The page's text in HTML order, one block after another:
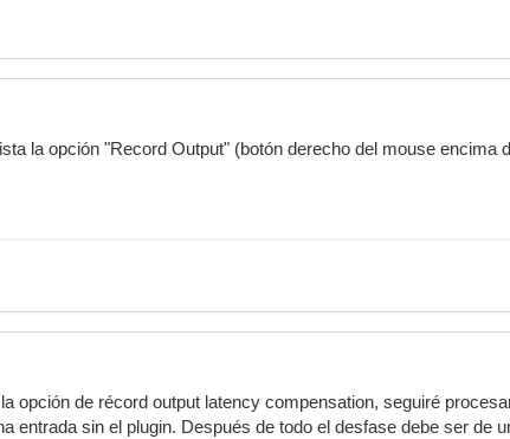
la opción "Record Output" (botón derecho del mouse encima
opción de récord output latency compensation, seguiré
entrada sin el plugin. Después de todo el desfase debe ser de